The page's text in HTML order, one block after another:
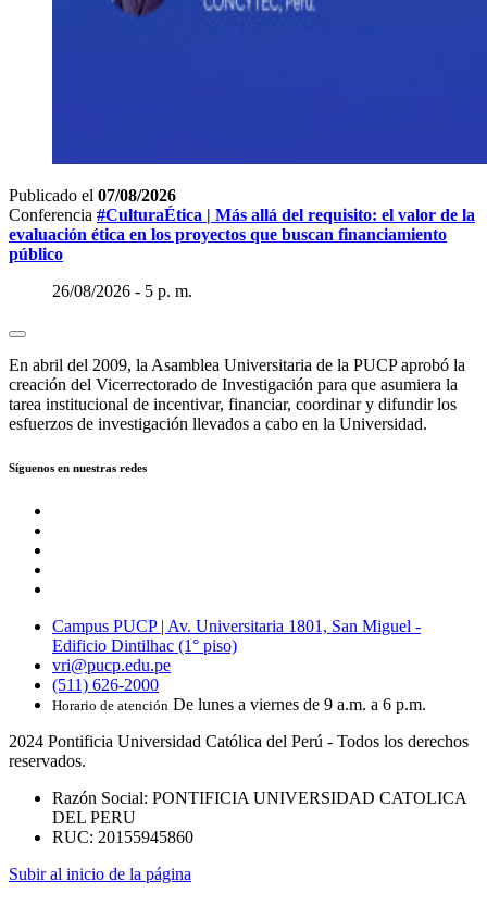
Publicado el 07/08/2026
Conferencia #CulturaÉtica | Más allá del requisito: el valor de la
evaluación ética en los proyectos que buscan financiamiento
público
26/08/2026 - 5 p. m.
En abril del 2009, la Asamblea Universitaria de la PUCP aprobó la
creación del Vicerrectorado de Investigación para que asumiera la
tarea institucional de incentivar, financiar, coordinar y difundir los
esfuerzos de investigación llevados a cabo en la Universidad.
Síguenos en nuestras redes
Campus PUCP | Av. Universitaria 1801, San Miguel -
Edificio Dintilhac (1° piso)
vri@pucp.edu.pe
(511) 626-2000
Horario de atención De lunes a viernes de 9 a.m. a 6 p.m.
2024 Pontificia Universidad Católica del Perú - Todos los derechos
reservados.
Razón Social: PONTIFICIA UNIVERSIDAD CATOLICA
DEL PERU
RUC: 20155945860
Subir al inicio de la página